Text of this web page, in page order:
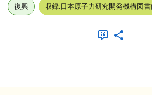
復興 収録:日本原子力研究開発機構図